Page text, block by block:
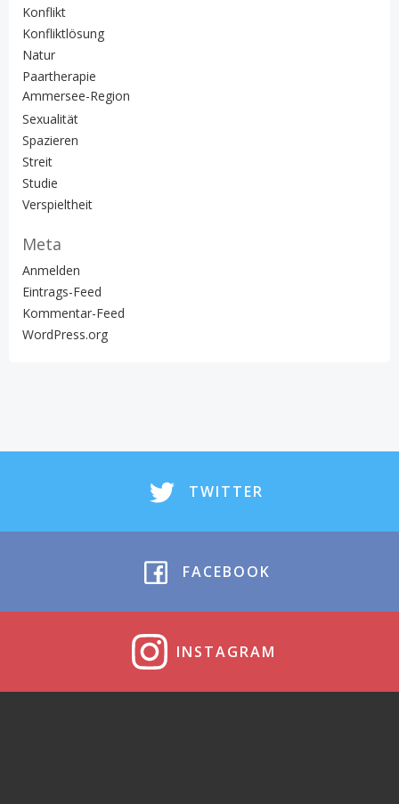
Konflikt
Konfliktlösung
Natur
Paartherapie
Ammersee-Region
Sexualität
Spazieren
Streit
Studie
Verspieltheit
Meta
Anmelden
Eintrags-Feed
Kommentar-Feed
WordPress.org
TWITTER
FACEBOOK
INSTAGRAM